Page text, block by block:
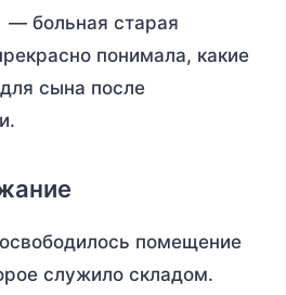
— больная старая
понимала, какие
сына после
освободилось помещение
служило складом.